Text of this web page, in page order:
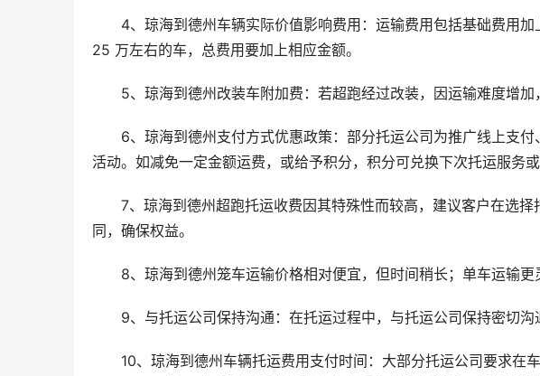
4、琼海到德州车辆实际价值影响费用：运输费用包括基础费用
25 万左右的车，总费用要加上相应金额。
5、琼海到德州改装车附加费：若超跑经过改装，因运输难度增加
6、琼海到德州支付方式优惠政策：部分托运公司为推广线上支
活动。如减免一定金额运费，或给予积分，积分可兑换下次托运服务或
7、琼海到德州超跑托运收费因其特殊性而较高，建议客户在选
同，确保权益。
8、琼海到德州笼车运输价格相对便宜，但时间稍长；单车运输更
9、与托运公司保持沟通：在托运过程中，与托运公司保持密切沟
10、琼海到德州车辆托运费用支付时间：大部分托运公司要求在